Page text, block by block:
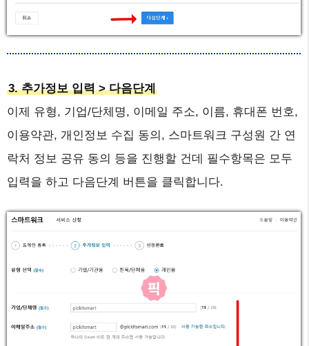
3. 추가정보 입력 > 다음단계
이제 유형, 기업/단체명, 이메일 주소, 이름, 휴대폰 번호,
이용약관, 개인정보 수집 동의, 스마트워크 구성원 간 연
락처 정보 공유 동의 등을 진행할 건데 필수항목은 모두
입력을 하고 다음단계 버튼을 클릭합니다.